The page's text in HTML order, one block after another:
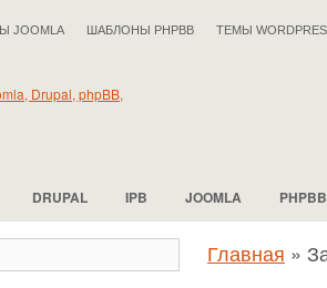
JOOMLA ШАБЛОНЫ PHPBB ТЕМЫ
DRUPAL IPB JOOMLA PHPBB
Главная »